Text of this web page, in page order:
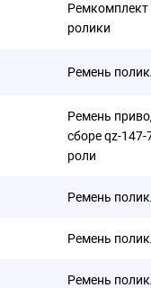
Ремкомплект
ролики
Ремень
Ремень
сборе qz-
роли
Ремень
Ремень
Ремень